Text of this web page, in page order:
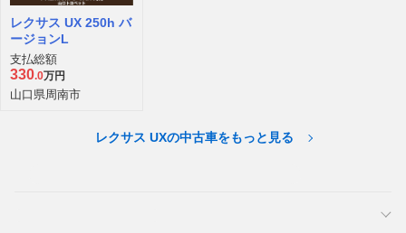
レクサス UX 250h バ
ージョンL
支払総額
330.0万円
山口県周南市
レクサス UXの中古車をもっと見る